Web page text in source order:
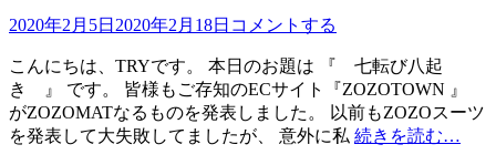
投
日
2020年2月5日 2020年2月18日 コメントする
こんにちは、TRYです。 本日のお題は 『 七転び八起
き 』 です。 皆様もご存知のECサイト『ZOZOTOWN 』
がZOZOMATなるものを発表しました。 以前もZOZOスーツ
を発表して大失敗してましたが、 意外に私 続きを読む…